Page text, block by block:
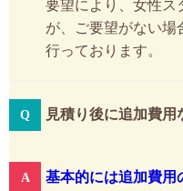
要望により、女性ス
が、ご要望がない場
行っております。
見積り後に追加費用
基本的には追加費用